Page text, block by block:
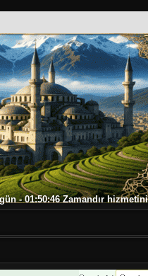
- 01:50:46 Zamandır